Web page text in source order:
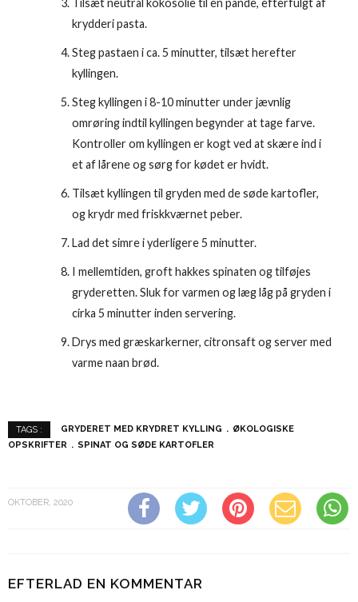
krydderi pasta.
Steg pastaen i ca. 5 minutter, tilsæt herefter
kyllingen.
Steg kyllingen i 8-10 minutter under jævnlig
omrøring indtil kyllingen begynder at tage farve.
Kontroller om kyllingen er kogt ved at skære ind i
et af lårene og sørg for kødet er hvidt.
Tilsæt kyllingen til gryden med de søde kartofler,
og krydr med friskkværnet peber.
Lad det simre i yderligere 5 minutter.
I mellemtiden, groft hakkes spinaten og tilføjes
gryderetten. Sluk for varmen og læg låg på gryden i
cirka 5 minutter inden servering.
Drys med græskarkerner, citronsaft og server med
varme naan brød.
TAGS : GRYDERET MED KRYDRET KYLLING
ØKOLOGISKE
OPSKRIFTER
SPINAT OG SØDE KARTOFLER
OKTOBER, 2020
EFTERLAD EN KOMMENTAR